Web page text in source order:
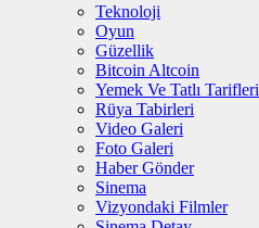
Teknoloji
Oyun
Güzellik
Bitcoin Altcoin
Yemek Ve Tatlı Tarifleri
Rüya Tabirleri
Video Galeri
Foto Galeri
Haber Gönder
Sinema
Vizyondaki Filmler